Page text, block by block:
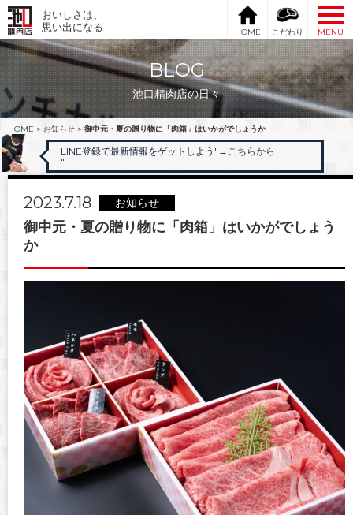
おいしさは、
思い出になる
HOME こだわり MENU
BLOG
池口精肉店の日々
HOME > お知らせ > 御中元・夏の贈り物に「肉箱」はいかがでしょうか
LINE登録で最新情報をゲットしよう" →こちらから
"
2023.7.18 お知らせ
御中元・夏の贈り物に「肉箱」はいかがでしょう
か